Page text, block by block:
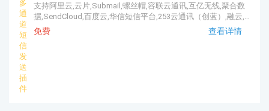
支持阿里云,云片,Submail,螺丝帽,容联云通讯,互亿无线,聚合数
据,SendCloud,百度云,华信短信平台,253云通讯（创蓝）,融云,
天毅无线,腾讯云 SMS,阿凡达数据,华为云,网易云信,云之讯,凯信
通,七牛云
免费 查看详情